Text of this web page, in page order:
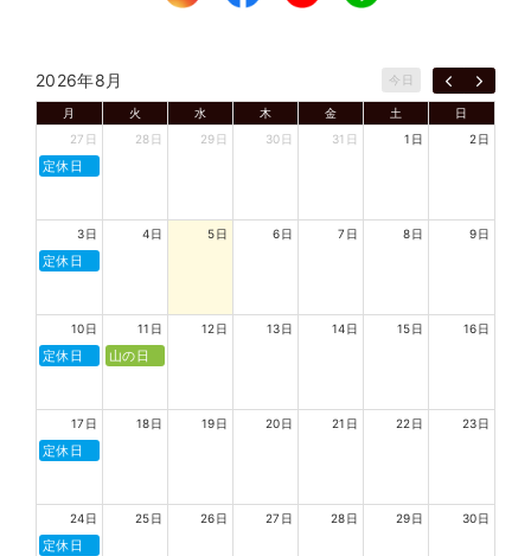
2026年8月 今日
月 火 水 木 金 土
日
27日
定休日
28日 29日 30日 31日 1日 2日
3日
定休日
4日 5日 6日 7日 8日 9日
10日
定休日
11日
山の日
12日 13日 14日 15日 16日
17日
定休日
18日 19日 20日 21日 22日 23日
24日
定休日
25日 26日 27日 28日 29日 30日